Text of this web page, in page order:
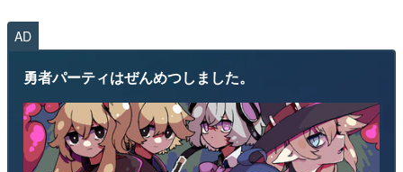
AD
勇者パーティはぜんめつしました。